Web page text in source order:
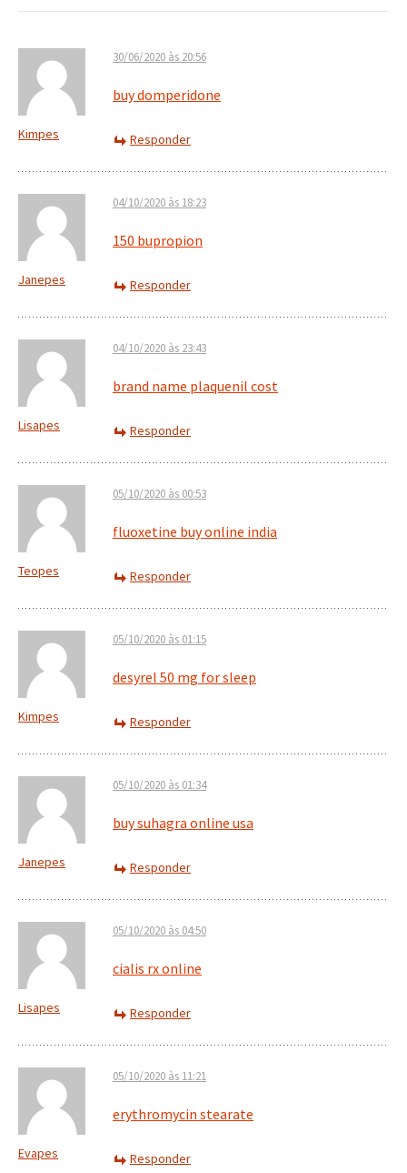
Kimpes
30/06/2020 às 20:56
buy domperidone
Responder
Janepes
04/10/2020 às 18:23
150 bupropion
Responder
Lisapes
04/10/2020 às 23:43
brand name plaquenil cost
Responder
Teopes
05/10/2020 às 00:53
fluoxetine buy online india
Responder
Kimpes
05/10/2020 às 01:15
desyrel 50 mg for sleep
Responder
Janepes
05/10/2020 às 01:34
buy suhagra online usa
Responder
Lisapes
05/10/2020 às 04:50
cialis rx online
Responder
Evapes
05/10/2020 às 11:21
erythromycin stearate
Responder